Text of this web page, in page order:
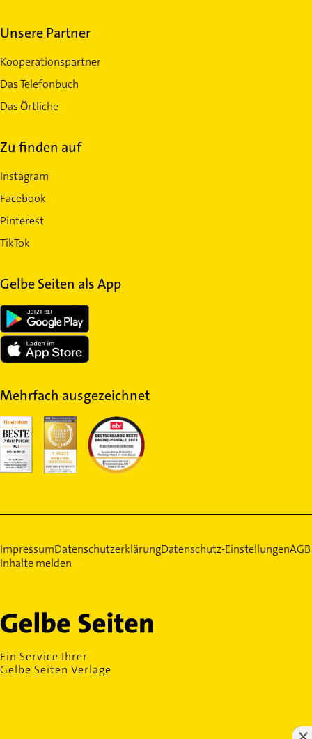
Unsere Partner
Kooperationspartner
Das Telefonbuch
Das Örtliche
Zu finden auf
Instagram
Facebook
Pinterest
TikTok
Gelbe Seiten als App
Mehrfach ausgezeichnet
ImpressumDatenschutzerklärungDatenschutz-EinstellungenAGB
Inhalte melden
Ein Service Ihrer
Gelbe Seiten Verlage